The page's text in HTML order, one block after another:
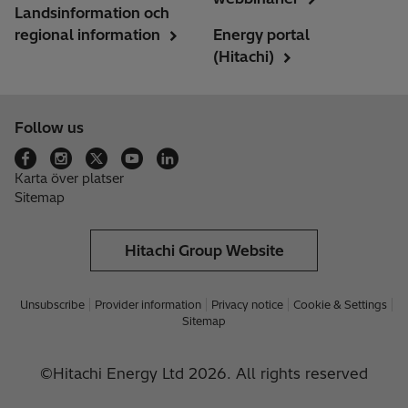
Landsinformation och
regional information
Energy portal
(Hitachi)
Follow us
Karta över platser
Sitemap
Hitachi Group Website
Unsubscribe Provider information Privacy notice
Cookie & Settings
Sitemap
©Hitachi Energy Ltd 2026. All rights reserved